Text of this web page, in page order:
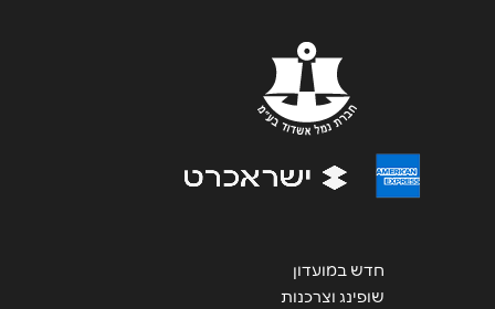
שליחה
חדש במועדון
שופינג וצרכנות